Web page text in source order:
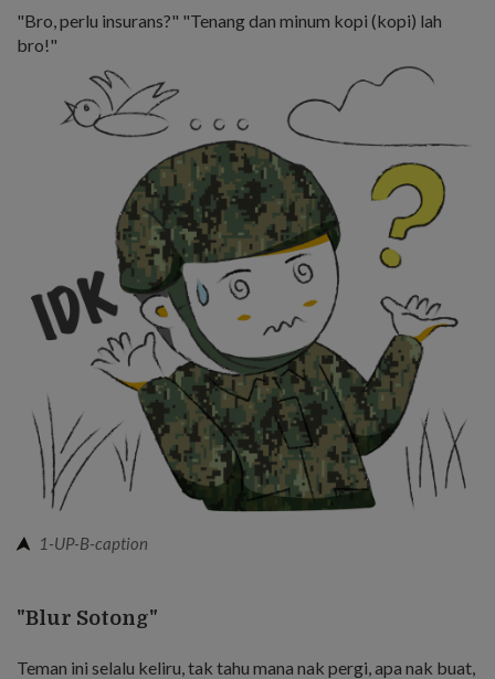
"Bro, perlu insurans?" "Tenang dan minum kopi (kopi) lah
bro!"
1-UP-B-caption
"Blur Sotong"
Teman ini selalu keliru, tak tahu mana nak pergi, apa nak buat,